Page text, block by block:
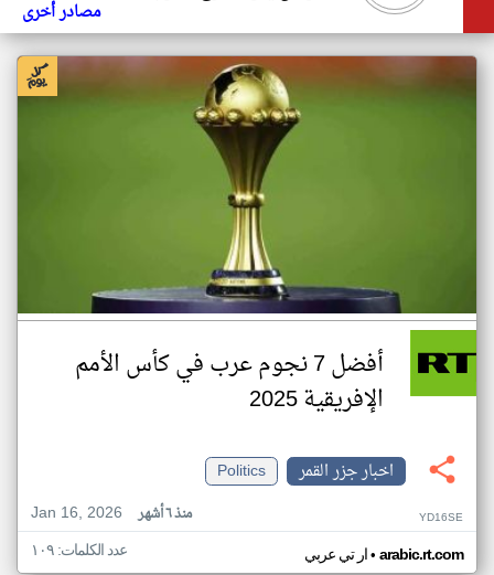
مصادر أخرى
أفضل 7 نجوم عرب في كأس الأمم
الإفريقية 2025
اخبار جزر القمر
Politics
Jan 16, 2026
منذ ٦ أشهر YD16SE
ار تي عربي• arabic.rt.com عدد الكلمات: ١٠٩